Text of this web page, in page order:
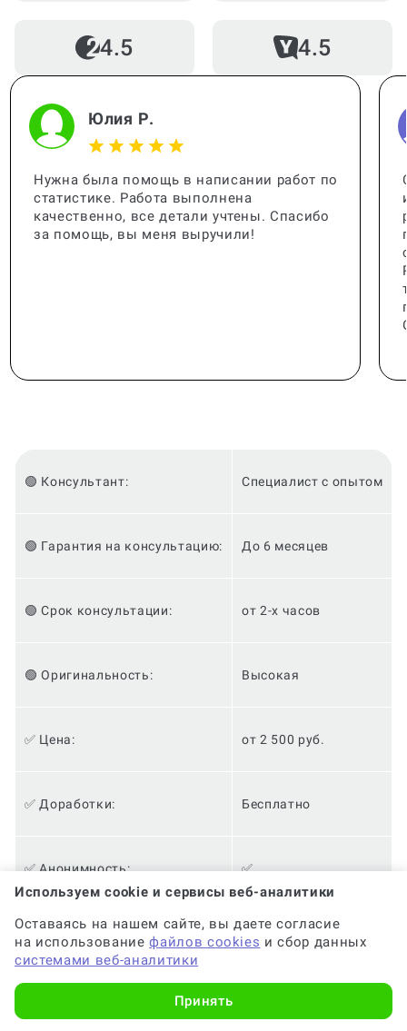
4.5 4.5
Юлия Р.
Нужна была помощь в написании работ по
статистике. Работа выполнена
качественно, все детали учтены. Спасибо
за помощь, вы меня выручили!
🟢 Консультант: Специалист с опытом
🟢 Гарантия на консультацию: До 6 месяцев
🟢 Срок консультации: от 2-х часов
🟢 Оригинальность: Высокая
✅ Цена: от 2 500 руб.
✅ Доработки: Бесплатно
✅ Анонимность: ✅
✅ Кешбэк за консультацию: 10%
Используем cookie и сервисы веб-аналитики
Оставаясь на нашем сайте, вы даете согласие
на использованиефайлов cookies и сбор данных
системами веб-аналитики
Принять